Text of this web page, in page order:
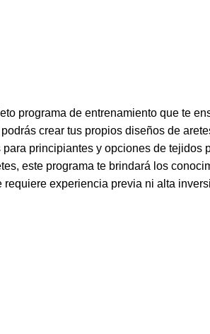
programa de entrenamiento que te
crear tus propios diseños de
principiantes y opciones de
este programa te brindará los
experiencia previa ni alta